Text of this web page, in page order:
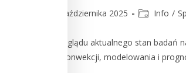
1 października 2025 Info /
dokonano przeglądu aktualnego stan
inicjacji konwekcji, modelowania i